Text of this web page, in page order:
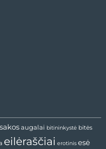
augalai bitininkystė bitės
eilėraščiai erotinis esė